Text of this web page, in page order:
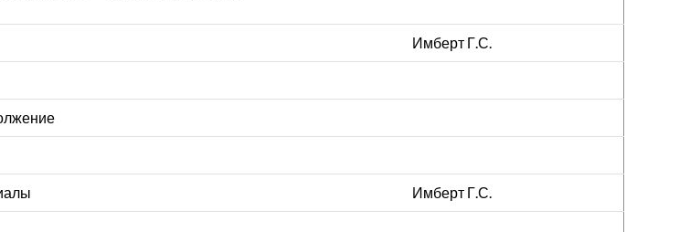
Имберт Г.С.
Имберт Г.С.